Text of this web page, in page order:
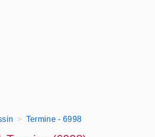
Termine - 6998